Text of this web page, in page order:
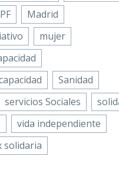
Madrid
mujer
Sanidad
servicios Sociales
vida independiente
solidaria